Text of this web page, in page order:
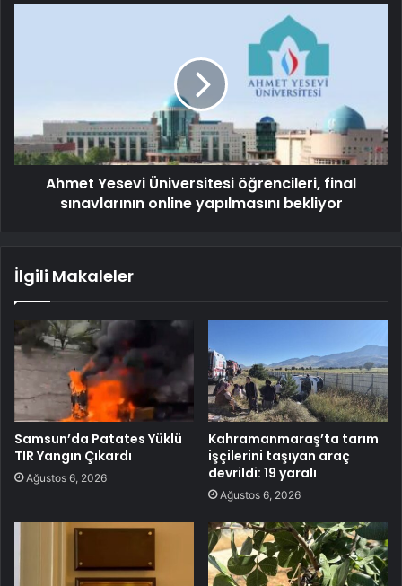
Ahmet Yesevi Üniversitesi öğrencileri, final
sınavlarının online yapılmasını bekliyor
İlgili Makaleler
Samsun’da Patates Yüklü
TIR Yangın Çıkardı
Ağustos 6, 2026
Kahramanmaraş’ta tarım
işçilerini taşıyan araç
devrildi: 19 yaralı
Ağustos 6, 2026